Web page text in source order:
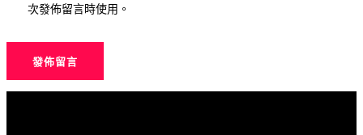
次發佈留言時使用。